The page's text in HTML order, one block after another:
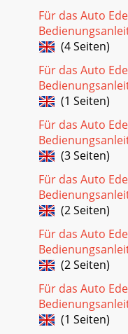
Für das Auto
(4 Seiten)
Für das Auto
(1 Seiten)
Für das Auto
(3 Seiten)
Für das Auto
(2 Seiten)
Für das Auto
(2 Seiten)
Für das Auto
(1 Seiten)